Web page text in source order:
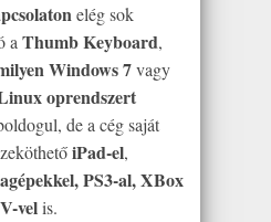
elég sok
aThumb Keyboard,
Windows 7vagy
oprendszert
de a cég saját
iPad-el,
PS3-al, XBox
velis.